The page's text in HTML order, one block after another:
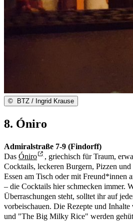
© BTZ / Ingrid Krause
8. Óniro
Admiralstraße 7-9 (Findorff)
Das Óniro , griechisch für Traum,
Cocktails, leckeren Burgern, Pizzen
Essen am Tisch oder mit Freund*innen
– die Cocktails hier schmecken immer.
Überraschungen steht, solltet ihr auf
vorbeischauen. Die Rezepte und
und "The Big Milky Rice" werden